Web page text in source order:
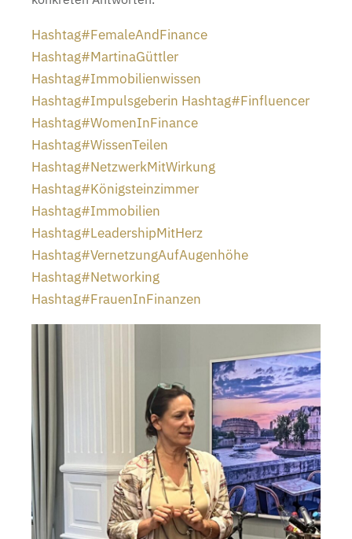
Hashtag#FemaleAndFinance
Hashtag#MartinaGüttler
Hashtag#Immobilienwissen
Hashtag#Impulsgeberin Hashtag#Finfluencer
Hashtag#WomenInFinance
Hashtag#WissenTeilen
Hashtag#NetzwerkMitWirkung
Hashtag#Königsteinzimmer
Hashtag#Immobilien
Hashtag#LeadershipMitHerz
Hashtag#VernetzungAufAugenhöhe
Hashtag#Networking
Hashtag#FrauenInFinanzen